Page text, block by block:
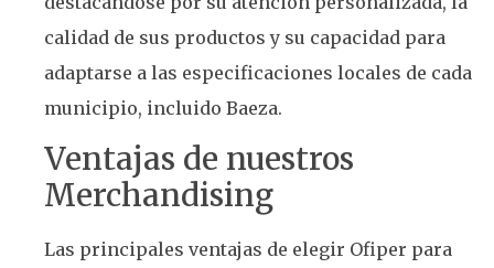
calidad de sus productos y su capacidad para
adaptarse a las especificaciones locales de cada
municipio, incluido Baeza.
Ventajas de nuestros
Merchandising
Las principales ventajas de elegir Ofiper para